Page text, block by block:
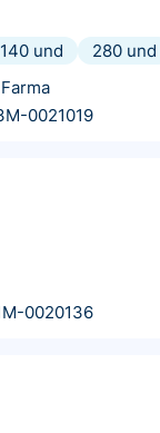
140 und
280 und
0021019
0020136